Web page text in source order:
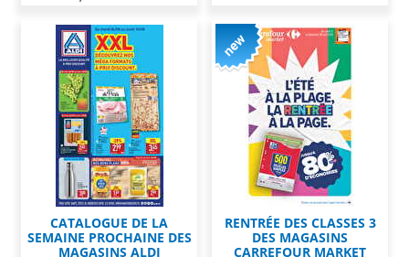
CATALOGUE DE LA
SEMAINE PROCHAINE DES
MAGASINS ALDI
RENTRÉE DES CLASSES 3
DES MAGASINS
CARREFOUR MARKET